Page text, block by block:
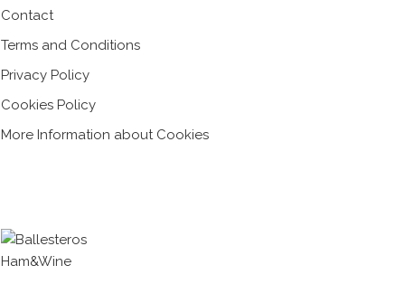
Contact
Terms and Conditions
Privacy Policy
Cookies Policy
More Information about Cookies